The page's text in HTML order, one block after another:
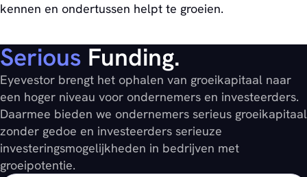
kennen en ondertussen helpt te groeien.
Serious Funding.
Eyevestor brengt het ophalen van groeikapitaal naar
een hoger niveau voor ondernemers en investeerders.
Daarmee bieden we ondernemers serieus groeikapitaal
zonder gedoe en investeerders serieuze
investeringsmogelijkheden in bedrijven met
groeipotentie.